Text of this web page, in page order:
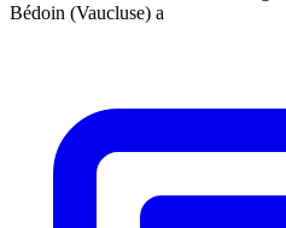
Bédoin (Vaucluse) a